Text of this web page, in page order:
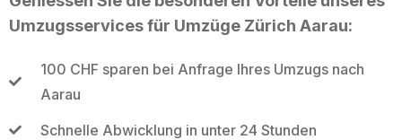
Umzugsservices für Umzüge Zürich Aarau:
100 CHF sparen bei Anfrage Ihres Umzugs nach
Aarau
Schnelle Abwicklung in unter 24 Stunden